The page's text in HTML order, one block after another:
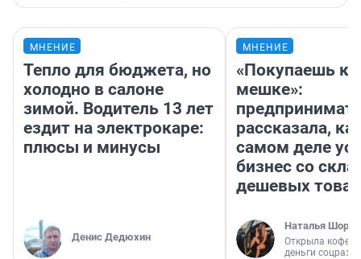
МНЕНИЕ
Тепло для бюджета, но
холодно в салоне
зимой. Водитель 13 лет
ездит на электрокаре:
плюсы и минусы
Денис Дедюхин
МНЕНИЕ
«Покупаешь
мешке»:
рассказала,
самом деле
бизнес со
дешевых
Наталья
Открыла
деньги